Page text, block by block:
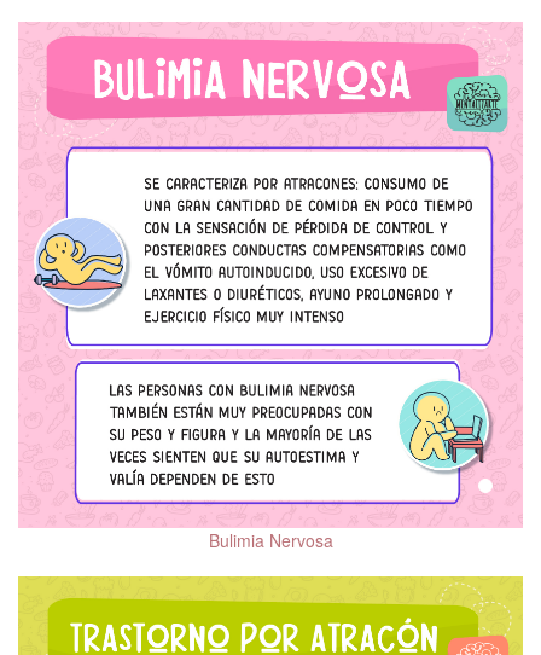
Adicciones
Prevención de Suicidio
Trastorno Bipolar (TBP)
Reconocimiento de la
violencia
Bulimia Nervosa